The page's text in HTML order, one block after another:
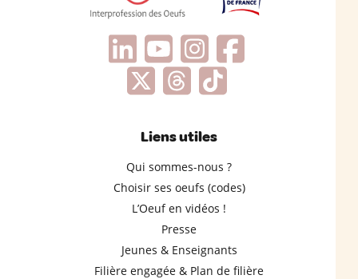
Liens utiles
Qui sommes-nous ?
Choisir ses oeufs (codes)
L’Oeuf en vidéos !
Presse
Jeunes & Enseignants
Filière engagée & Plan de filière